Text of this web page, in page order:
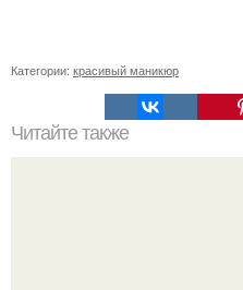
Категории: красивый маникюр
Читайте также